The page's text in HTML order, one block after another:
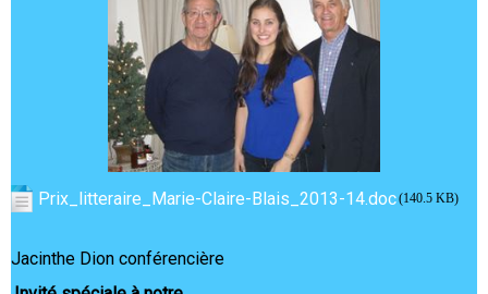
Prix_litteraire_Marie-Claire-Blais_2013-14.doc(140.5 KB)
Jacinthe Dion conférencière